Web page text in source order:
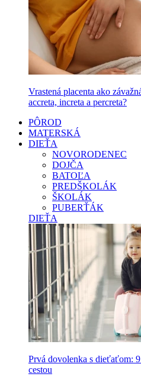
Vrastená placenta ako
accreta, increta a percreta?
PÔROD
MATERSKÁ
DIEŤA
NOVORODENEC
DOJČA
BATOĽA
PREDŠKOLÁK
ŠKOLÁK
PUBERŤÁK
DIEŤA
Prvá dovolenka s dieťaťom:
cestou